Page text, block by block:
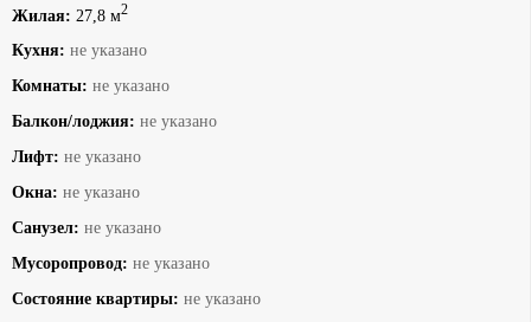
Жилая: 27,8 м2
Кухня: не указано
Комнаты: не указано
Балкон/лоджия: не указано
Лифт: не указано
Окна: не указано
Санузел: не указано
Мусоропровод: не указано
Состояние квартиры: не указано